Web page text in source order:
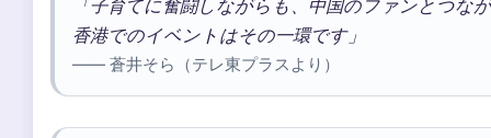
「子育てに奮闘しながらも、中国のファンとつな
香港でのイベントはその一環です」
—— 蒼井そら（テレ東プラスより）